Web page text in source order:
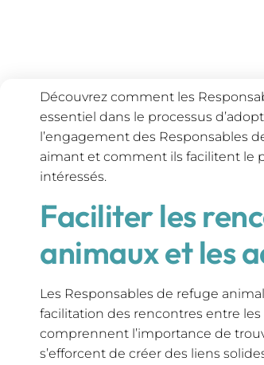
Découvrez comment les
essentiel dans le processus
l’engagement des Responsables
aimant et comment ils facilitent le
intéressés.
Faciliter les
animaux et les
Les Responsables de refuge
facilitation des rencontres entre
comprennent l’importance de
s’efforcent de créer des liens